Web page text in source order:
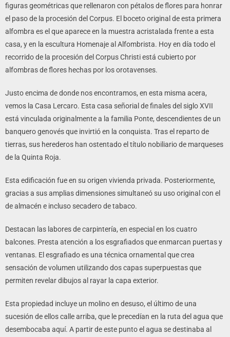
figuras geométricas que rellenaron con pétalos de flores para honrar
el paso de la procesión del Corpus. El boceto original de esta primera
alfombra es el que aparece en la muestra acristalada frente a esta
casa, y en la escultura Homenaje al Alfombrista. Hoy en día todo el
recorrido de la procesión del Corpus Christi está cubierto por
alfombras de flores hechas por los orotavenses.
Justo encima de donde nos encontramos, en esta misma acera,
vemos la Casa Lercaro. Esta casa señorial de finales del siglo XVII
está vinculada originalmente a la familia Ponte, descendientes de un
banquero genovés que invirtió en la conquista. Tras el reparto de
tierras, sus herederos han ostentado el título nobiliario de marqueses
de la Quinta Roja.
Esta edificación fue en su origen vivienda privada. Posteriormente,
gracias a sus amplias dimensiones simultaneó su uso original con el
de almacén e incluso secadero de tabaco.
Destacan las labores de carpintería, en especial en los cuatro
balcones. Presta atención a los esgrafiados que enmarcan puertas y
ventanas. El esgrafiado es una técnica ornamental que crea
sensación de volumen utilizando dos capas superpuestas que
permiten revelar dibujos al rayar la capa exterior.
Esta propiedad incluye un molino en desuso, el último de una
sucesión de ellos calle arriba, que le precedían en la ruta del agua que
desembocaba aquí. A partir de este punto el agua se destinaba al